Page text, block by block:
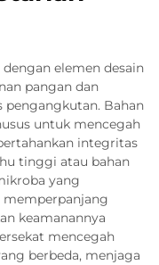
elemen desain
pangan dan
pengangkutan. Bahan
untuk mencegah
integritas
tinggi atau bahan
yang
keamanannya
mencegah
berbeda, menjaga